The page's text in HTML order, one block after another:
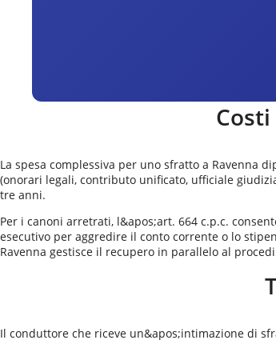
La spesa complessiva per uno sfratto a Ravenna
(onorari legali, contributo unificato, ufficiale
tre anni.
Per i canoni arretrati, l&apos;art. 664 c.p.c.
esecutivo per aggredire il conto corrente o lo
Ravenna gestisce il recupero in parallelo al
Il conduttore che riceve un&apos;intimazione di